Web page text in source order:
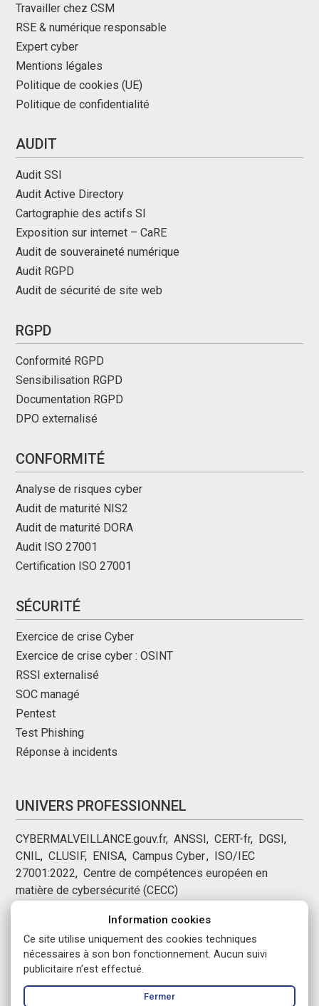
Travailler chez CSM
RSE & numérique responsable
Expert cyber
Mentions légales
Politique de cookies (UE)
Politique de confidentialité
AUDIT
Audit SSI
Audit Active Directory
Cartographie des actifs SI
Exposition sur internet – CaRE
Audit de souveraineté numérique
Audit RGPD
Audit de sécurité de site web
RGPD
Conformité RGPD
Sensibilisation RGPD
Documentation RGPD
DPO externalisé
CONFORMITÉ
Analyse de risques cyber
Audit de maturité NIS2
Audit de maturité DORA
Audit ISO 27001
Certification ISO 27001
SÉCURITÉ
Exercice de crise Cyber
Exercice de crise cyber : OSINT
RSSI externalisé
SOC managé
Pentest
Test Phishing
Réponse à incidents
UNIVERS PROFESSIONNEL
CYBERMALVEILLANCE.gouv.fr,ANSSI,CERT-fr, DGSI,
CNIL,CLUSIF, ENISA,Campus Cyber,, ISO/IEC
27001:2022,Centre de compétences européen en
matière de cybersécurité (CECC)
Information cookies
Ce site utilise uniquement des cookies techniques
nécessaires à son bon fonctionnement. Aucun suivi
publicitaire n’est effectué.
Fermer